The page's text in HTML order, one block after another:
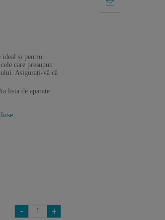
ideal și pentru
care presupun
Asigurați-vă că
lista de aparate
- +